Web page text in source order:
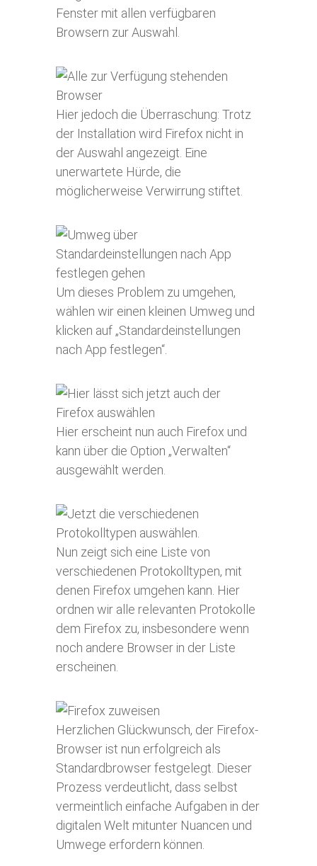
Fenster mit allen verfügbaren
Browsern zur Auswahl.
Hier jedoch die Überraschung: Trotz
der Installation wird Firefox nicht in
der Auswahl angezeigt. Eine
unerwartete Hürde, die
möglicherweise Verwirrung stiftet.
Um dieses Problem zu umgehen,
wählen wir einen kleinen Umweg und
klicken auf „Standardeinstellungen
nach App festlegen“.
Hier erscheint nun auch Firefox und
kann über die Option „Verwalten“
ausgewählt werden.
Nun zeigt sich eine Liste von
verschiedenen Protokolltypen, mit
denen Firefox umgehen kann. Hier
ordnen wir alle relevanten Protokolle
dem Firefox zu, insbesondere wenn
noch andere Browser in der Liste
erscheinen.
Herzlichen Glückwunsch, der Firefox-
Browser ist nun erfolgreich als
Standardbrowser festgelegt. Dieser
Prozess verdeutlicht, dass selbst
vermeintlich einfache Aufgaben in der
digitalen Welt mitunter Nuancen und
Umwege erfordern können.